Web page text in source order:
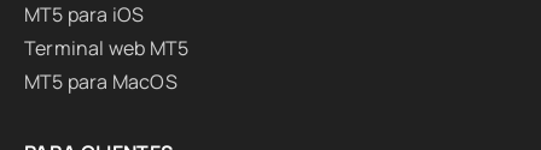
MT5 para iOS
Terminal web MT5
MT5 para MacOS